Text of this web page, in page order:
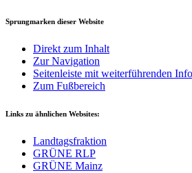
Sprungmarken dieser Website
Direkt zum Inhalt
Zur Navigation
Seitenleiste mit weiterführenden
Zum Fußbereich
Links zu ähnlichen Websites:
Landtagsfraktion
GRÜNE RLP
GRÜNE Mainz